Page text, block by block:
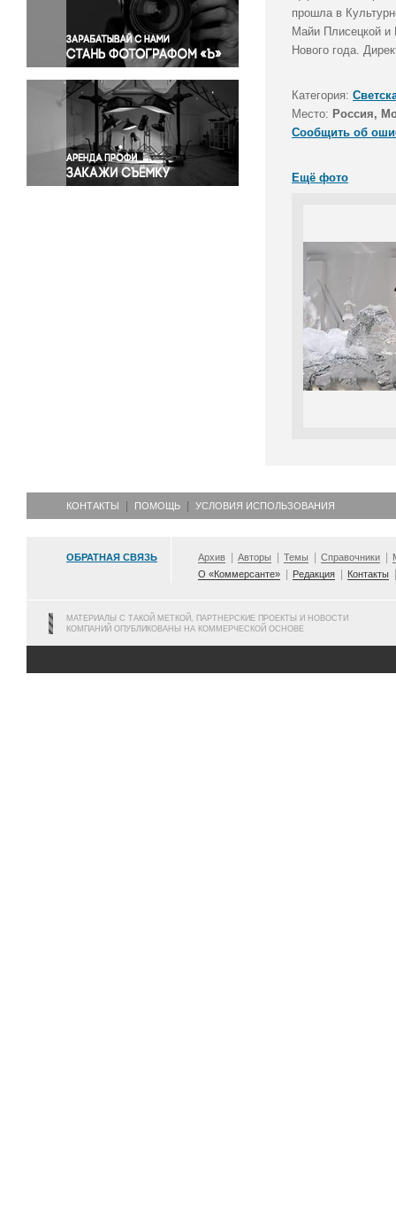
Правосудие
Происшествия и конфликты
Религия
Светская жизнь
Спорт
Экология
Экономика и бизнес
прошла в
Майи Плисецкой и
Нового года.
Категория:
Место: Россия,
Сообщить об
Ещё фото
КОНТАКТЫ ПОМОЩЬ УСЛОВИЯ ИСПОЛЬЗОВАНИЯ
ОБРАТНАЯ СВЯЗЬ Архив Авторы Темы Справочники
О «Коммерсанте»
Редакция Контакты
МАТЕРИАЛЫ С ТАКОЙ МЕТКОЙ, ПАРТНЕРСКИЕ ПРОЕКТЫ И НОВОСТИ
КОМПАНИЙ ОПУБЛИКОВАНЫ НА КОММЕРЧЕСКОЙ ОСНОВЕ